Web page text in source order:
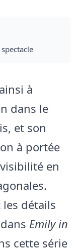
à
dans le
et son
à portée
en
détails
Emily in
cette série